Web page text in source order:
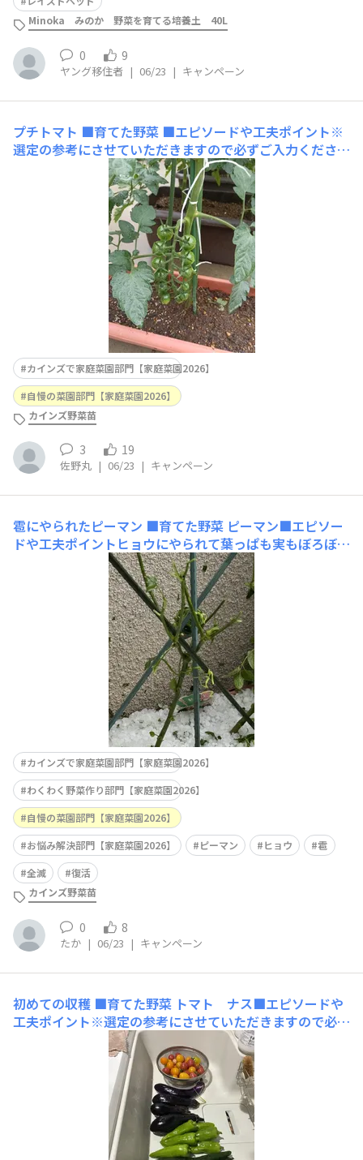
Minoka みのか 野菜を育てる培養土 40L
0 9
ヤング移住者 | 06/23 | キャンペーン
プチトマト ■育てた野菜 ■エピソードや工夫ポイント※
選定の参考にさせていただきますので必ずご入力くださ
い プランター栽培なので土作り力を入れました。■使用
した商品名（商品タグでどの商品かわからない場合はこち
らに商品名を入力してください）化成肥料888 苦土石
灰 プランター 防虫網
カインズで家庭菜園部門【家庭菜園2026】
自慢の菜園部門【家庭菜園2026】
カインズ野菜苗
3 19
佐野丸 | 06/23 | キャンペーン
雹にやられたピーマン ■育てた野菜 ピーマン■エピソー
ドや工夫ポイントヒョウにやられて葉っぱも実もぼろぼろ
になって、枝だけになったけど、また芽吹き始めました。
枝が痛々しいけど、また実を付けてくれるかな？？ ■ピ
カインズで家庭菜園部門【家庭菜園2026】
わくわく野菜作り部門【家庭菜園2026】
自慢の菜園部門【家庭菜園2026】
お悩み解決部門【家庭菜園2026】
ピーマン ヒョウ
雹
全滅
復活
カインズ野菜苗
0 8
たか | 06/23 | キャンペーン
初めての収穫 ■育てた野菜 トマト ナス■エピソードや
工夫ポイント※選定の参考にさせていただきますので必ず
ご入力ください 成長する過程を知らずにただまいただけ
■使用した商品名（商品タグでどの商品かわからない場合
はこちらに商品名を入力してください）トマト、ナス、ほ